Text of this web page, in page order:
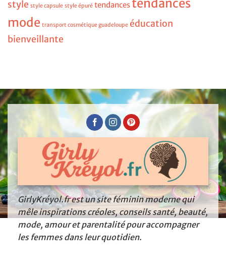
style style capsule style épuré tendances tendances
mode transport cosmétique guadeloupe éducation
bienveillante
GirlyKréyol.fr est un site féminin moderne qui
mêle inspirations créoles, conseils santé, beauté,
mode, amour et parentalité pour accompagner
les femmes dans leur quotidien.